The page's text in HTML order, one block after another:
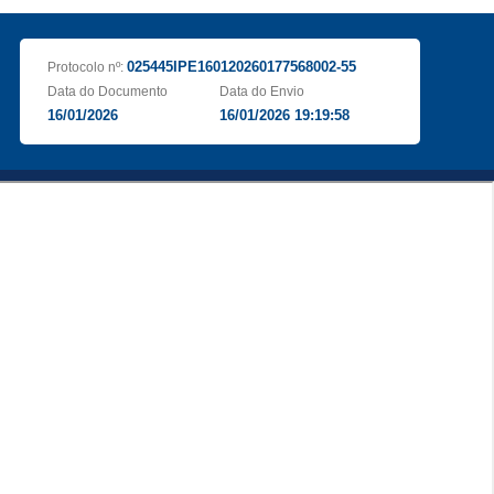
Protocolo nº: 025445IPE160120260177568002-55
Data do Documento
16/01/2026
Data do Envio
16/01/2026 19:19:58